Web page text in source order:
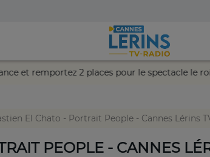
chance et remportez 2 places pour le
El Chato - Portrait People - Cannes Lérins
PEOPLE - CANNES